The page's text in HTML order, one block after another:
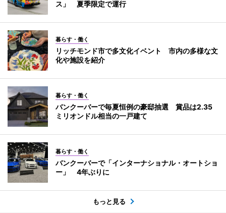
ス」 夏季限定で運行
暮らす・働く
リッチモンド市で多文化イベント 市内の多様な文
化や施設を紹介
暮らす・働く
バンクーバーで毎夏恒例の豪邸抽選 賞品は2.35
ミリオンドル相当の一戸建て
暮らす・働く
バンクーバーで「インターナショナル・オートショ
ー」 4年ぶりに
もっと見る